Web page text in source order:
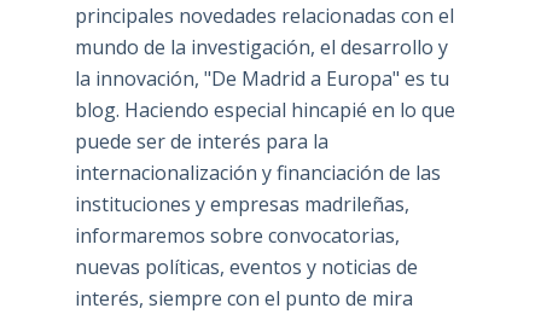
principales novedades relacionadas con el
mundo de la investigación, el desarrollo y
la innovación, "De Madrid a Europa" es tu
blog. Haciendo especial hincapié en lo que
puede ser de interés para la
internacionalización y financiación de las
instituciones y empresas madrileñas,
informaremos sobre convocatorias,
nuevas políticas, eventos y noticias de
interés, siempre con el punto de mira